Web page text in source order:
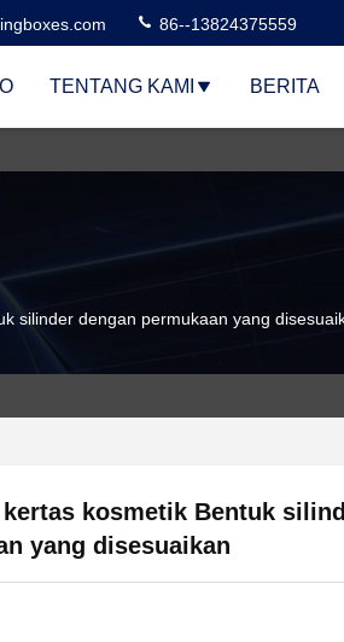
86--13824375559
TENTANG KAMI BERITA
silinder dengan permukaan yang
kertas kosmetik Bentuk
yang disesuaikan